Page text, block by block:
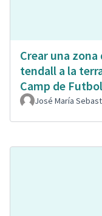
Crear una
tendall a la
Camp de
José María